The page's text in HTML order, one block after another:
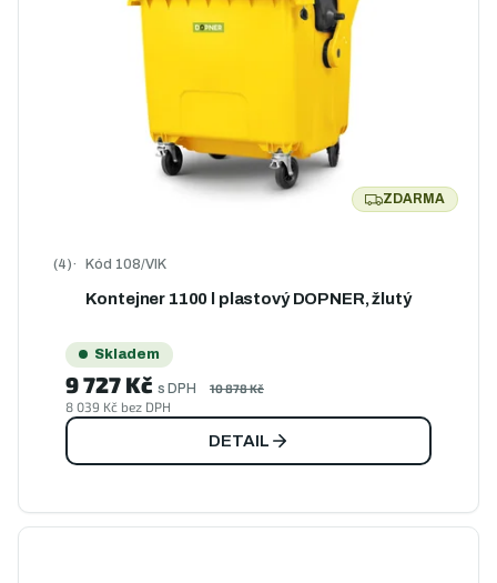
ZDARMA
ZDARMA
Kontejner 1100 l plastový DOPNER, žlutý
Průměrné hodnocení produktu je 5,0 z 5 hvězdiček.
Kód 108/VIK
Skladem
8 039 Kč bez DPH
9 727 Kč s DPH 10 878 Kč
DETAIL